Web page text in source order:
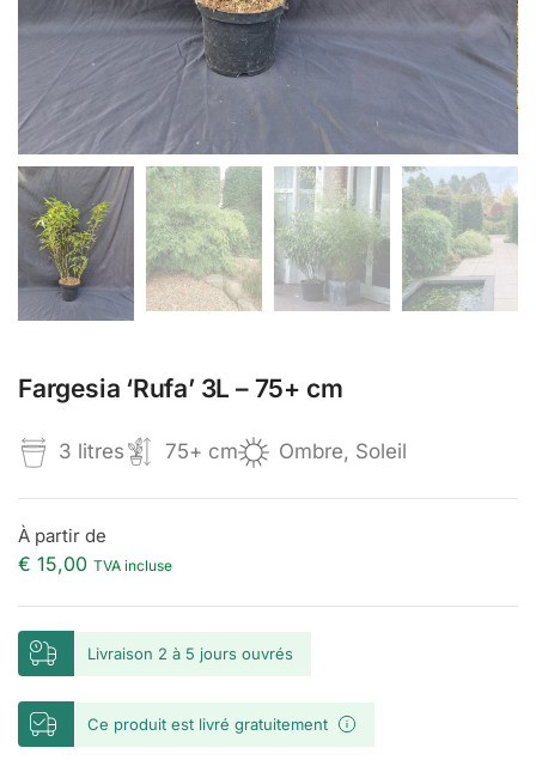
Fargesia ‘Rufa’ 3L – 75+ cm
3 litres 75+ cm Ombre, Soleil
À partir de
€ 15,00 TVA incluse
Livraison 2 à 5 jours ouvrés
Ce produit est livré gratuitement